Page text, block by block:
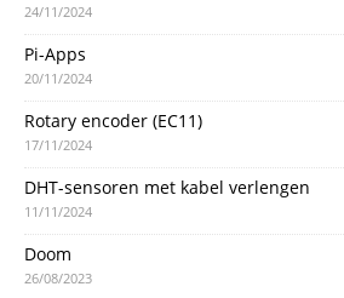
24/11/2024
Pi-Apps
20/11/2024
Rotary encoder (EC11)
17/11/2024
DHT-sensoren met kabel verlengen
11/11/2024
Doom
26/08/2023